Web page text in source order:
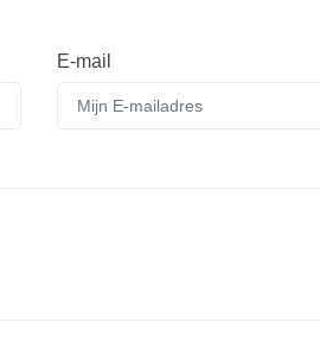
E-mail